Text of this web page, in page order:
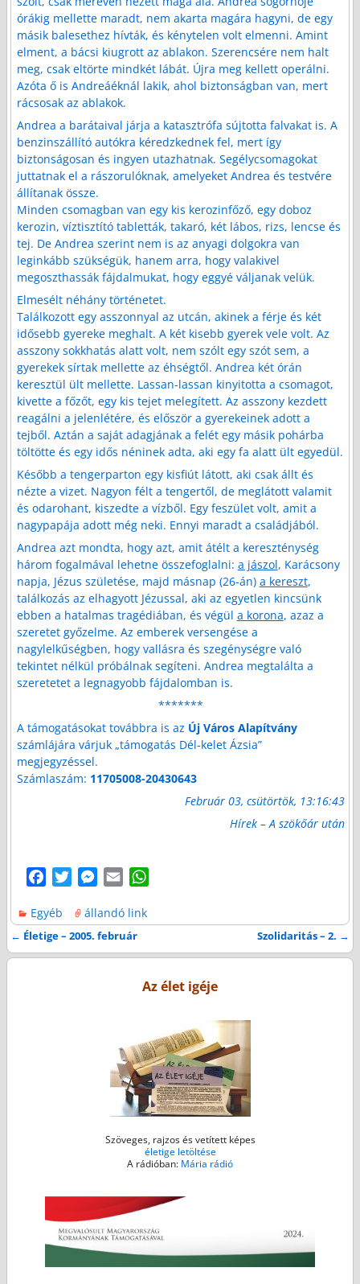
órákig mellette maradt, nem akarta magára hagyni, de egy
másik balesethez hívták, és kénytelen volt elmenni. Amint
elment, a bácsi kiugrott az ablakon. Szerencsére nem halt
meg, csak eltörte mindkét lábát. Újra meg kellett operálni.
Azóta ő is Andreáéknál lakik, ahol biztonságban van, mert
rácsosak az ablakok.
Andrea a barátaival járja a katasztrófa sújtotta falvakat is. A
benzinszállító autókra kéredzkednek fel, mert így
biztonságosan és ingyen utazhatnak. Segélycsomagokat
juttatnak el a rászorulóknak, amelyeket Andrea és testvére
állítanak össze.
Minden csomagban van egy kis kerozinfőző, egy doboz
kerozin, víztisztító tabletták, takaró, két lábos, rizs, lencse és
tej. De Andrea szerint nem is az anyagi dolgokra van
leginkább szükségük, hanem arra, hogy valakivel
megoszthassák fájdalmukat, hogy eggyé váljanak velük.
Elmesélt néhány történetet.
Találkozott egy asszonnyal az utcán, akinek a férje és két
idősebb gyereke meghalt. A két kisebb gyerek vele volt. Az
asszony sokkhatás alatt volt, nem szólt egy szót sem, a
gyerekek sírtak mellette az éhségtől. Andrea két órán
keresztül ült mellette. Lassan-lassan kinyitotta a csomagot,
kivette a főzőt, egy kis tejet melegített. Az asszony kezdett
reagálni a jelenlétére, és először a gyerekeinek adott a
tejből. Aztán a saját adagjának a felét egy másik pohárba
töltötte és egy idős néninek adta, aki egy fa alatt ült egyedül.
Később a tengerparton egy kisfiút látott, aki csak állt és
nézte a vizet. Nagyon félt a tengertől, de meglátott valamit
és odarohant, kiszedte a vízből. Egy feszület volt, amit a
nagypapája adott még neki. Ennyi maradt a családjából.
Andrea azt mondta, hogy azt, amit átélt a kereszténység
három fogalmával lehetne összefoglalni: a jászol, Karácsony
napja, Jézus születése, majd másnap (26-án) a kereszt,
találkozás az elhagyott Jézussal, aki az egyetlen kincsünk
ebben a hatalmas tragédiában, és végül a korona, azaz a
szeretet győzelme. Az emberek versengése a
nagylelkűségben, hogy vallásra és szegénységre való
tekintet nélkül próbálnak segíteni. Andrea megtalálta a
szeretetet a legnagyobb fájdalomban is.
*******
A támogatásokat továbbra is az Új Város Alapítvány
számlájára várjuk „támogatás Dél-kelet Ázsia”
megjegyzéssel.
Számlaszám: 11705008-20430643
Február 03, csütörtök, 13:16:43
Hírek – A szökőár után
c
e
b
t
t
M
s
s
e
a
i
l
s
p
Egyéb állandó link
Bejegyzés navigáció
← Életige – 2005. február Szolidaritás – 2. →
Az élet igéje
Szöveges, rajzos és vetített képes
életige letöltése
A rádióban: Mária rádió